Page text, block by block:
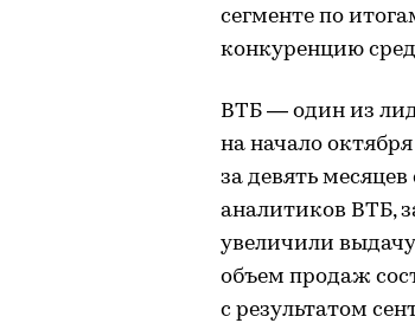
сегменте по
конкуренцию
ВТБ — один из
на начало
за девять
аналитиков ВТБ,
увеличили
объем продаж
с результатом